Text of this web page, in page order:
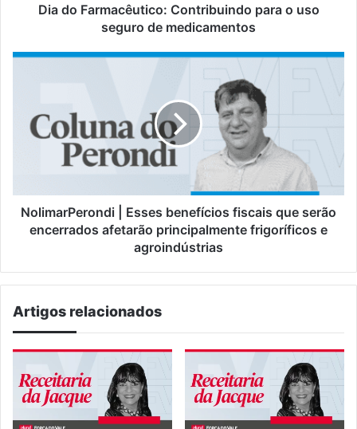
medicamentos
Dia do Farmacêutico: Contribuindo para o uso
seguro de medicamentos
NolimarPerondi
fiscais
afetarão
principalmente
frigoríficos
NolimarPerondi | Esses benefícios fiscais que serão
encerrados afetarão principalmente frigoríficos e
agroindústrias
Artigos relacionados